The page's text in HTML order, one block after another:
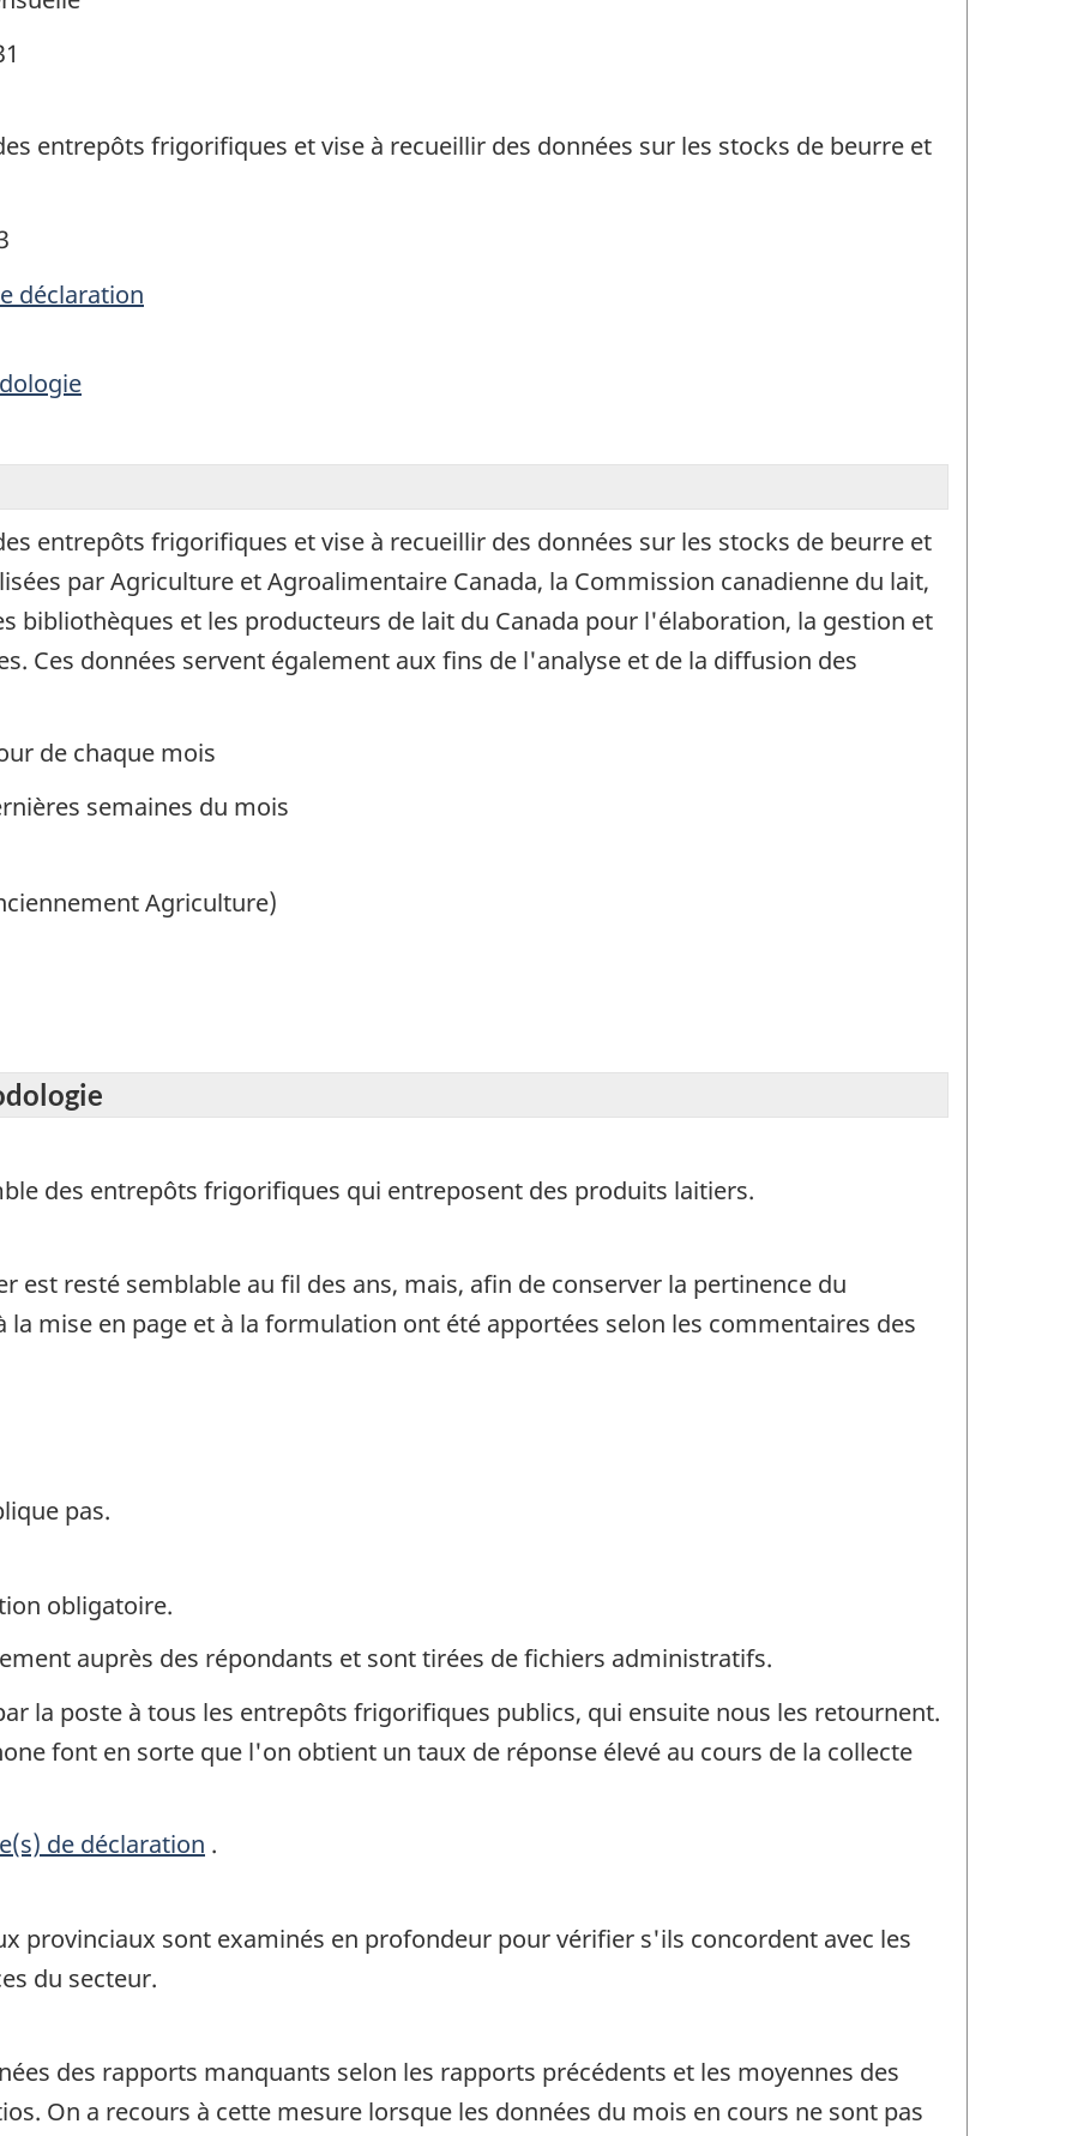
entrepôts frigorifiques et vise à recueillir des données sur les stocks de beurre et
déclaration
entrepôts frigorifiques et vise à recueillir des données sur les stocks de beurre et
par Agriculture et Agroalimentaire Canada, la Commission canadienne du lait,
bibliothèques et les producteurs de lait du Canada pour l'élaboration, la gestion et
Ces données servent également aux fins de l'analyse et de la diffusion des
de chaque mois
semaines du mois
Agriculture)
des entrepôts frigorifiques qui entreposent des produits laitiers.
est resté semblable au fil des ans, mais, afin de conserver la pertinence du
mise en page et à la formulation ont été apportées selon les commentaires des
pas.
obligatoire.
auprès des répondants et sont tirées de fichiers administratifs.
la poste à tous les entrepôts frigorifiques publics, qui ensuite nous les retournent.
font en sorte que l'on obtient un taux de réponse élevé au cours de la collecte
de déclaration .
provinciaux sont examinés en profondeur pour vérifier s'ils concordent avec les
du secteur.
des rapports manquants selon les rapports précédents et les moyennes des
On a recours à cette mesure lorsque les données du mois en cours ne sont pas